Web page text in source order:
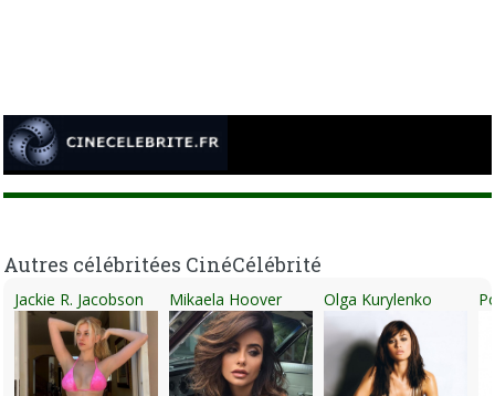
Autres célébritées CinéCélébrité
Jackie R. Jacobson Mikaela Hoover Olga Kurylenko